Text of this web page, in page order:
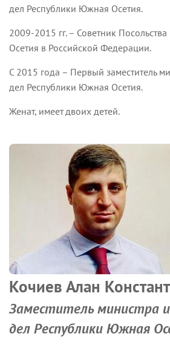
дел Республики Южная Осетия.
2009-2015 гг. – Советник
Осетия в Российской Федерации.
С 2015 года – Первый заместитель
дел Республики Южная Осетия.
Женат, имеет двоих детей.
Кочиев Алан
Заместитель министра
дел Республики Южная